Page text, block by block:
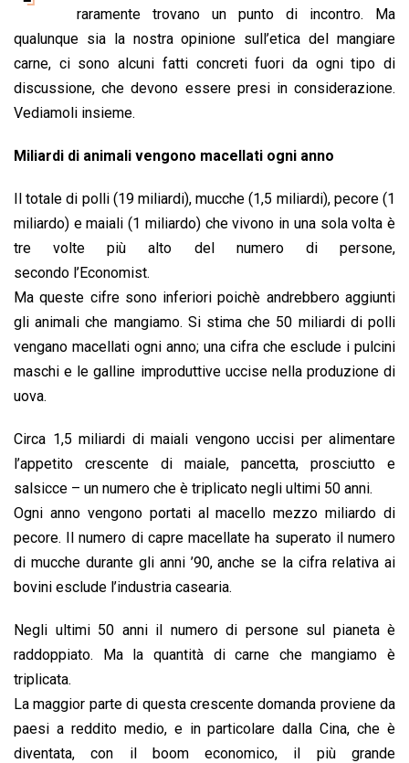
o
o
k
s
A
p
p
e
d
I
n
a
d
s
l
i
n
k
t
raramente trovano un punto di incontro. Ma
qualunque sia la nostra opinione sull’etica del mangiare
carne, ci sono alcuni fatti concreti fuori da ogni tipo di
discussione, che devono essere presi in considerazione.
Vediamoli insieme.
Miliardi di animali vengono macellati ogni anno
Il totale di polli (19 miliardi), mucche (1,5 miliardi), pecore (1
miliardo) e maiali (1 miliardo) che vivono in una sola volta è
tre volte più alto del numero di persone,
secondo l’Economist.
Ma queste cifre sono inferiori poichè andrebbero aggiunti
gli animali che mangiamo. Si stima che 50 miliardi di polli
vengano macellati ogni anno; una cifra che esclude i pulcini
maschi e le galline improduttive uccise nella produzione di
uova.
Circa 1,5 miliardi di maiali vengono uccisi per alimentare
l’appetito crescente di maiale, pancetta, prosciutto e
salsicce – un numero che è triplicato negli ultimi 50 anni.
Ogni anno vengono portati al macello mezzo miliardo di
pecore. Il numero di capre macellate ha superato il numero
di mucche durante gli anni ’90, anche se la cifra relativa ai
bovini esclude l’industria casearia.
Negli ultimi 50 anni il numero di persone sul pianeta è
raddoppiato. Ma la quantità di carne che mangiamo è
triplicata.
La maggior parte di questa crescente domanda proviene da
paesi a reddito medio, e in particolare dalla Cina, che è
diventata, con il boom economico, il più grande